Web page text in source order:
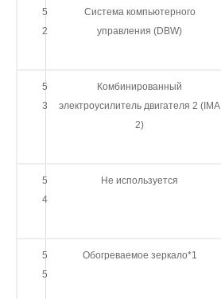
5
2
Система компьютерного
управления (DBW)
5
3
Комбинированный
электроусилитель двигателя 2 (IMA
2)
5
4
Не используется
5
5
Обогреваемое зеркало*1